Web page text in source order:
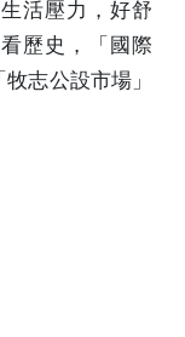
點「川平灣」，
石垣八重山民俗
得必吃美味黑毛
頭看銀河。